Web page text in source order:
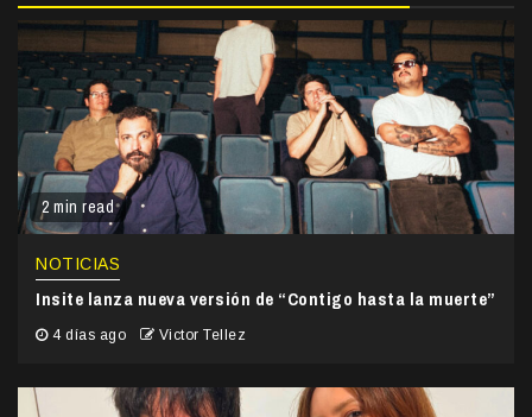
2 min read
NOTICIAS
Insite lanza nueva versión de “Contigo hasta la muerte”
4 días ago Victor Tellez